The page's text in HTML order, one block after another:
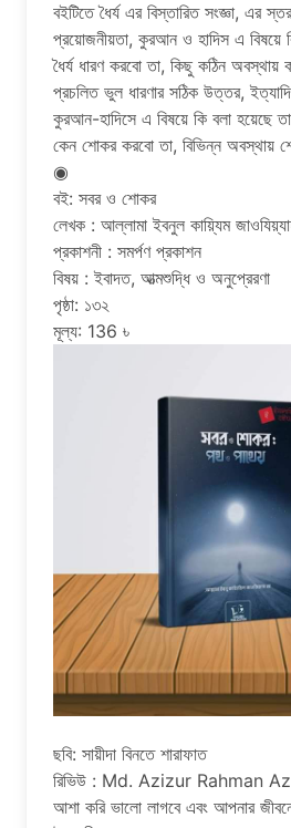
বইটিতে ধৈর্য এর বিস্তারিত সংজ্ঞা, এর
প্রয়োজনীয়তা, কুরআন ও হাদিস এ বিষয়ে
ধৈর্য ধারণ করবো তা, কিছু কঠিন অবস্থায়
প্রচলিত ভুল ধারণার সঠিক উত্তর,
কুরআন-হাদিসে এ বিষয়ে কি বলা হয়েছে
কেন শোকর করবো তা, বিভিন্ন অবস্থায়
◉
বই: সবর ও শোকর
লেখক : আল্লামা ইবনুল কায়্যিম
প্রকাশনী : সমর্পণ প্রকাশন
বিষয় : ইবাদত, আত্মশুদ্ধি ও অনুপ্রেরণা
পৃষ্ঠা: ১৩২
মূল্য: 136 ৳
ছবি: সায়ীদা বিনতে শারাফাত
রিভিউ : Md. Azizur Rahman
আশা করি ভালো লাগবে এবং আপনার